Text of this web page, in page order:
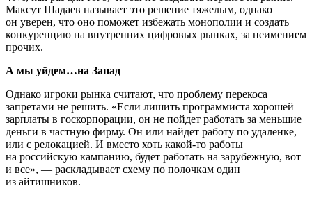
Максут Шадаев называет это решение тяжелым, однако
он уверен, что оно поможет избежать монополии и создать
конкуренцию на внутренних цифровых рынках, за неимением
прочих.
А мы уйдем…на Запад
Однако игроки рынка считают, что проблему перекоса
запретами не решить. «Если лишить программиста хорошей
зарплаты в госкорпорации, он не пойдет работать за меньшие
деньги в частную фирму. Он или найдет работу по удаленке,
или с релокацией. И вместо хоть какой-то работы
на российскую кампанию, будет работать на зарубежную, вот
и все», — раскладывает схему по полочкам один
из айтишников.